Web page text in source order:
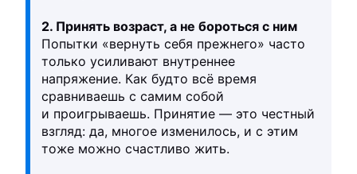
2. Принять возраст, а не бороться с ним
Попытки «вернуть себя прежнего» часто
только усиливают внутреннее
напряжение. Как будто всё время
сравниваешь с самим собой
и проигрываешь. Принятие — это честный
взгляд: да, многое изменилось, и с этим
тоже можно счастливо жить.